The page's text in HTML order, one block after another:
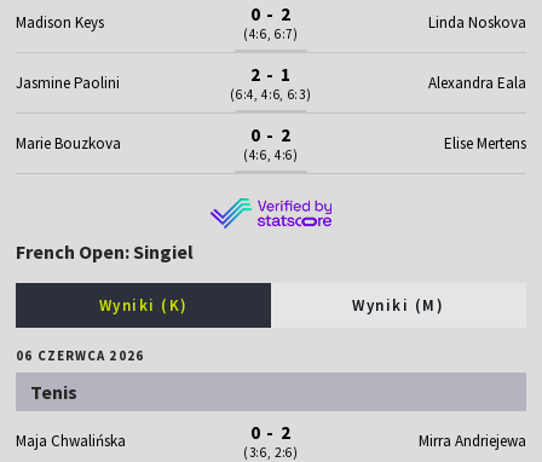
Madison Keys 0 - 2
(4:6, 6:7)
Linda Noskova
Jasmine Paolini 2 - 1
(6:4, 4:6, 6:3)
Alexandra Eala
Marie Bouzkova 0 - 2
(4:6, 4:6)
Elise Mertens
French Open: Singiel
Wyniki (K) Wyniki (M)
06 CZERWCA 2026
Tenis
Maja Chwalińska 0 - 2
(3:6, 2:6)
Mirra Andriejewa